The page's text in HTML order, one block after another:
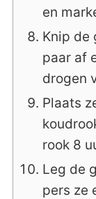
en
Knip de
paar af
drogen
Plaats
rook 8
Leg de
pers ze